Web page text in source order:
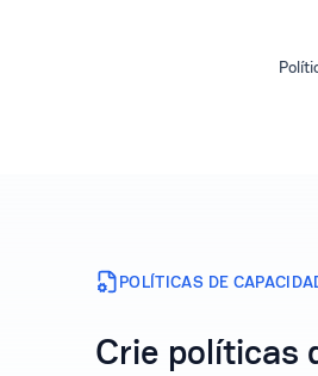
POLÍTICAS DE
Crie políticas